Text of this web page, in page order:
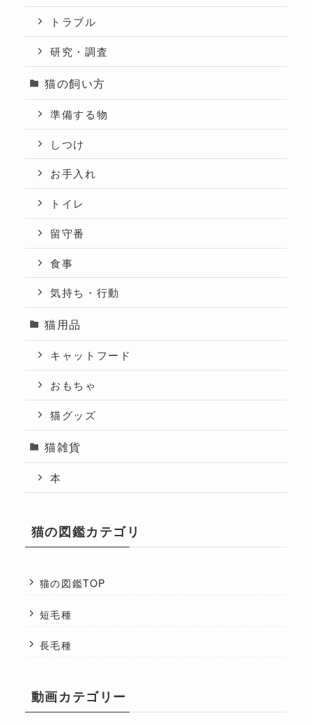
トラブル
研究・調査
猫の飼い方
準備する物
しつけ
お手入れ
トイレ
留守番
食事
気持ち・行動
猫用品
キャットフード
おもちゃ
猫グッズ
猫雑貨
本
猫の図鑑カテゴリ
猫の図鑑TOP
短毛種
長毛種
動画カテゴリー